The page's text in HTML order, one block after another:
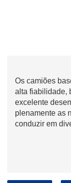
Os camiões
alta fiabilidade,
excelente
plenamente as
conduzir em